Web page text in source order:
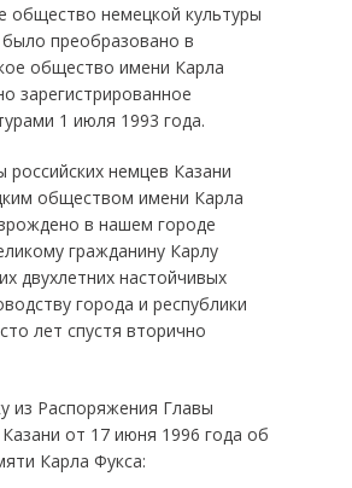
общество немецкой культуры
преобразовано в
общество имени Карла
зарегистрированное
1 июля 1993 года.
немцев Казани
обществом имени Карла
в нашем городе
гражданину Карлу
двухлетних настойчивых
города и республики
лет спустя вторично
из Распоряжения Главы
от 17 июня 1996 года об
Карла Фукса: